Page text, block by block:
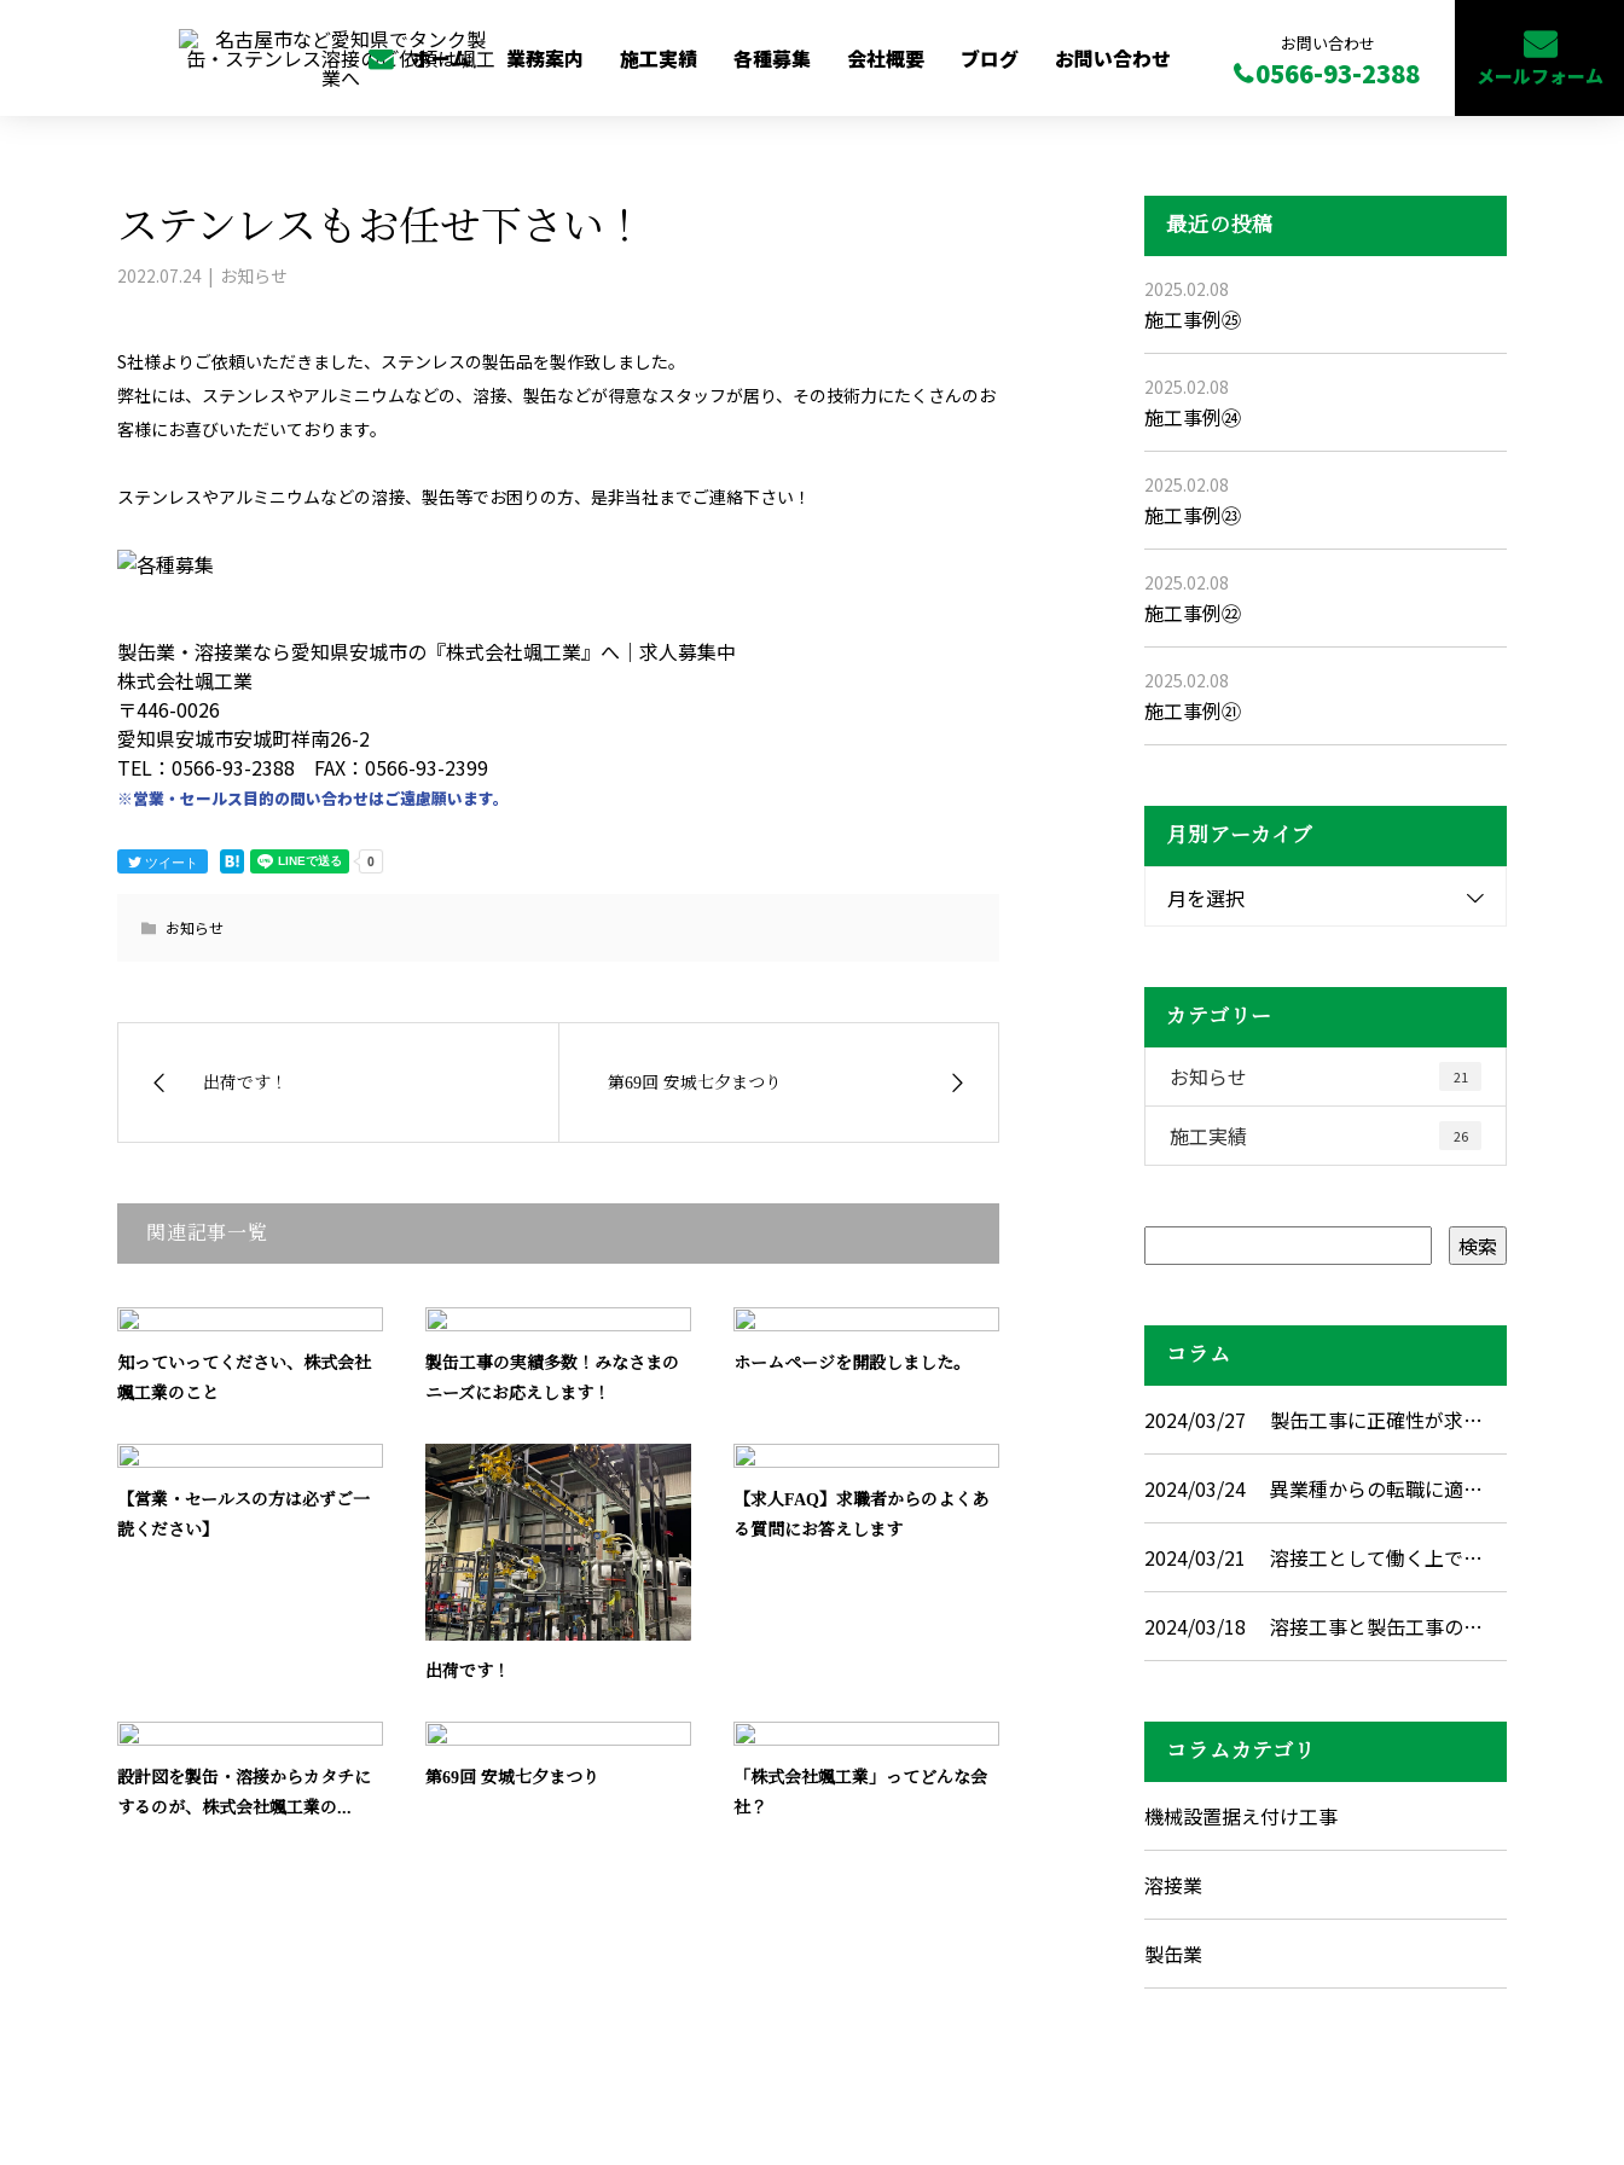
ホーム 業務案内 施工実績 各種募集 会社概要 ブログ お問い合わせ
お問い合わせ
0566-93-2388 メールフォーム
BLOG
BLOG お知らせ ステンレスもお任せ下さい！
ステンレスもお任せ下さい！
2022.07.24 お知らせ
S社様よりご依頼いただきました、ステンレスの製缶品を製作致しました。
弊社には、ステンレスやアルミニウムなどの、溶接、製缶などが得意なスタッフが居り、その技術力にたくさんのお
客様にお喜びいただいております。
ステンレスやアルミニウムなどの溶接、製缶等でお困りの方、是非当社までご連絡下さい！
製缶業・溶接業なら愛知県安城市の『株式会社颯工業』へ｜求人募集中
株式会社颯工業
〒446-0026
愛知県安城市安城町祥南26-2
TEL：0566-93-2388 FAX：0566-93-2399
※営業・セールス目的の問い合わせはご遠慮願います。
ツイート
お知らせ
出荷です！ 第69回 安城七夕まつり
関連記事一覧
知っていってください、株式会社
颯工業のこと
製缶工事の実績多数！みなさまの
ニーズにお応えします！
ホームページを開設しました。
【営業・セールスの方は必ずご一
読ください】
出荷です！
【求人FAQ】求職者からのよくあ
る質問にお答えします
設計図を製缶・溶接からカタチに
するのが、株式会社颯工業の...
第69回 安城七夕まつり
「株式会社颯工業」ってどんな会
社？
最近の投稿
2025.02.08
施工事例㉕
2025.02.08
施工事例㉔
2025.02.08
施工事例㉓
2025.02.08
施工事例㉒
2025.02.08
施工事例㉑
月別アーカイブ
月を選択
カテゴリー
お知らせ 21
施工実績 26
コラム
2024/03/27 製缶工事に正確性が求…
2024/03/24 異業種からの転職に適…
2024/03/21 溶接工として働く上で…
2024/03/18 溶接工事と製缶工事の…
コラムカテゴリ
機械設置据え付け工事
溶接業
製缶業